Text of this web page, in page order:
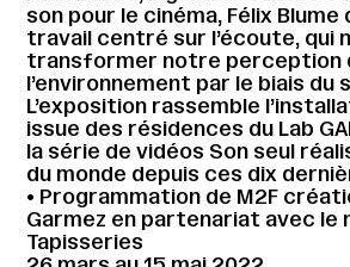
son pour le cinéma, Félix Blume
travail centré sur l’écoute, qui
transformer notre perception
l’environnement par le biais du
L’exposition rassemble
issue des résidences du Lab
la série de vidéos Son seul
du monde depuis ces dix
• Programmation de M2F
Garmez en partenariat avec le
Tapisseries